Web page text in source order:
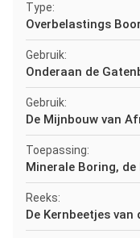
Type:
Overbelastings
Gebruik:
Onderaan de
Gebruik:
De Mijnbouw van
Toepassing:
Minerale Boring,
Reeks:
De Kernbeetjes